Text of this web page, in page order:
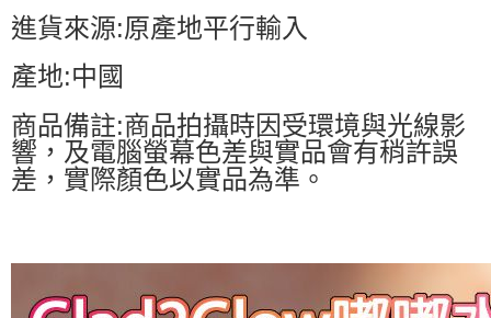
進貨來源:原產地平行輸入
產地:中國
商品備註:商品拍攝時因受環境與光線影
響，及電腦螢幕色差與實品會有稍許誤
差，實際顏色以實品為準。